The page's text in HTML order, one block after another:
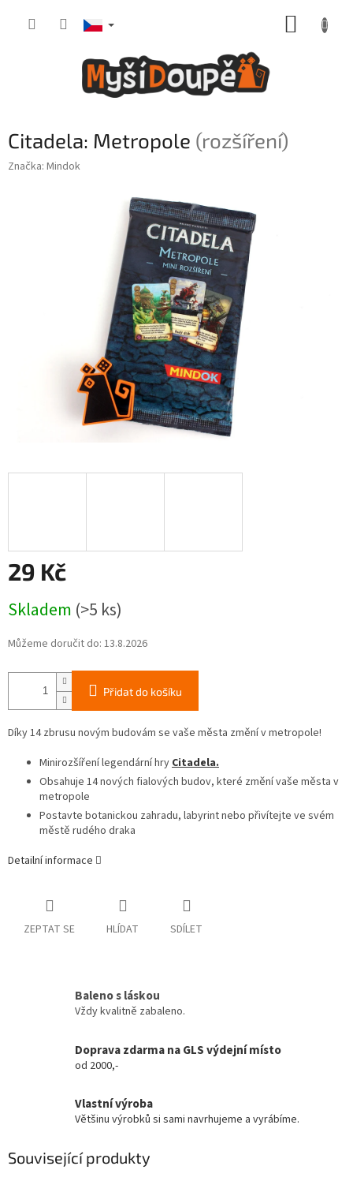
Citadela: Metropole (rozšíření)
Značka: Mindok
29 Kč
cena:
Skladem (>5 ks)
Můžeme doručit do: 13.8.2026
Přidat do košíku
Díky 14 zbrusu novým budovám se vaše města změní v metropole!
Minirozšíření legendární hryCitadela.
Obsahuje 14 nových fialových budov, které změní vaše města v
metropole
Postavte botanickou zahradu, labyrint nebo přivítejte ve svém
městě rudého draka
Detailní informace
ZEPTAT SE HLÍDAT SDÍLET
Baleno s láskou
Vždy kvalitně zabaleno.
Doprava zdarma na GLS výdejní místo
od 2000,-
Vlastní výroba
Většinu výrobků si sami navrhujeme a vyrábíme.
Související produkty